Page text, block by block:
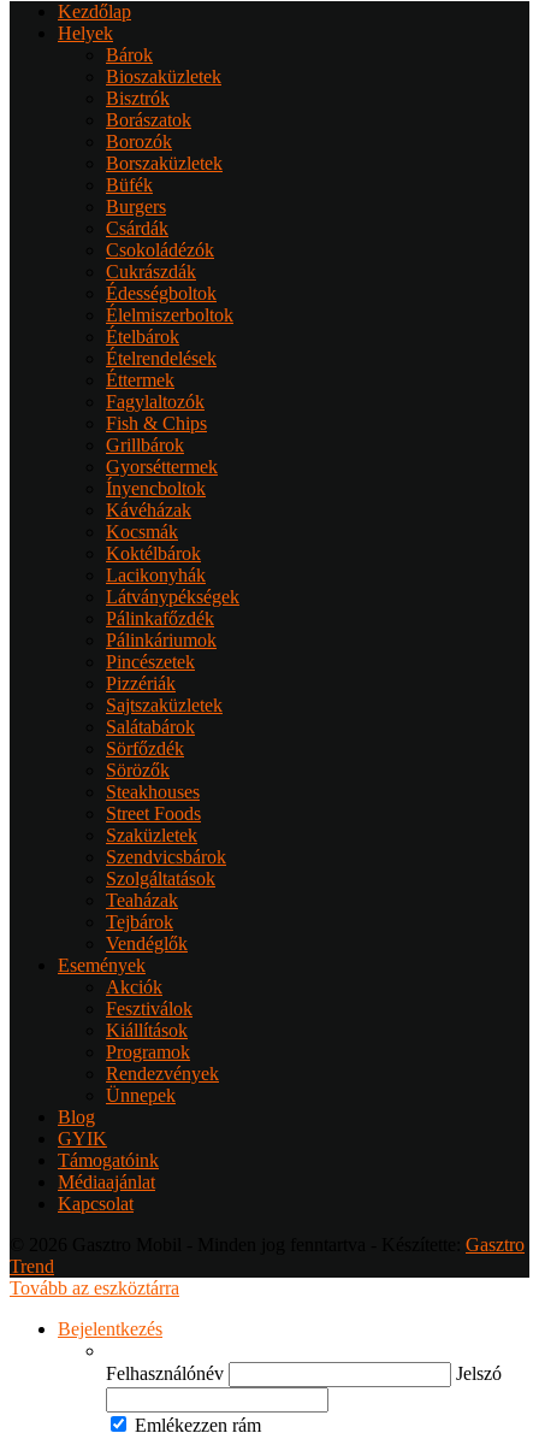
Kezdőlap
Helyek
Bárok
Bioszaküzletek
Bisztrók
Borászatok
Borozók
Borszaküzletek
Büfék
Burgers
Csárdák
Csokoládézók
Cukrászdák
Édességboltok
Élelmiszerboltok
Ételbárok
Ételrendelések
Éttermek
Fagylaltozók
Fish & Chips
Grillbárok
Gyorséttermek
Ínyencboltok
Kávéházak
Kocsmák
Koktélbárok
Lacikonyhák
Látványpékségek
Pálinkafőzdék
Pálinkáriumok
Pincészetek
Pizzériák
Sajtszaküzletek
Salátabárok
Sörfőzdék
Sörözők
Steakhouses
Street Foods
Szaküzletek
Szendvicsbárok
Szolgáltatások
Teaházak
Tejbárok
Vendéglők
Események
Akciók
Fesztiválok
Kiállítások
Programok
Rendezvények
Ünnepek
Blog
GYIK
Támogatóink
Médiaajánlat
Kapcsolat
Gasztro
Trend
Tovább az eszköztárra
Bejelentkezés
Felhasználónév Jelszó
Emlékezzen rám